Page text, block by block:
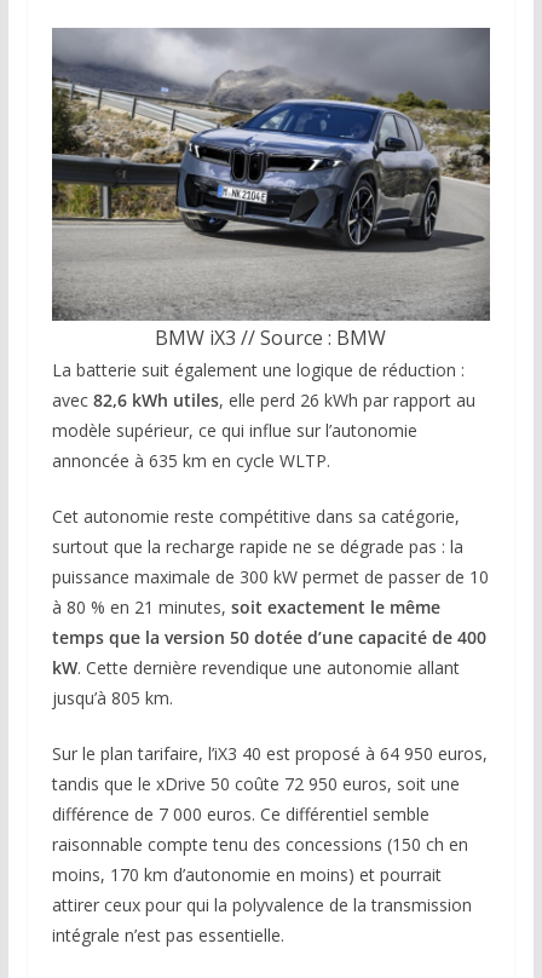
BMW iX3 // Source : BMW
La batterie suit également une logique de réduction :
avec 82,6 kWh utiles, elle perd 26 kWh par rapport au
modèle supérieur, ce qui influe sur l’autonomie
annoncée à 635 km en cycle WLTP.
Cet autonomie reste compétitive dans sa catégorie,
surtout que la recharge rapide ne se dégrade pas : la
puissance maximale de 300 kW permet de passer de 10
à 80 % en 21 minutes, soit exactement le même
temps que la version 50 dotée d’une capacité de 400
kW. Cette dernière revendique une autonomie allant
jusqu’à 805 km.
Sur le plan tarifaire, l’iX3 40 est proposé à 64 950 euros,
tandis que le xDrive 50 coûte 72 950 euros, soit une
différence de 7 000 euros. Ce différentiel semble
raisonnable compte tenu des concessions (150 ch en
moins, 170 km d’autonomie en moins) et pourrait
attirer ceux pour qui la polyvalence de la transmission
intégrale n’est pas essentielle.